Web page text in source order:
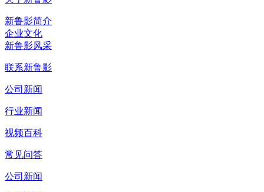
新鲁影简介
企业文化
新鲁影风采
联系新鲁影
公司新闻
行业新闻
视频百科
常见问答
公司新闻